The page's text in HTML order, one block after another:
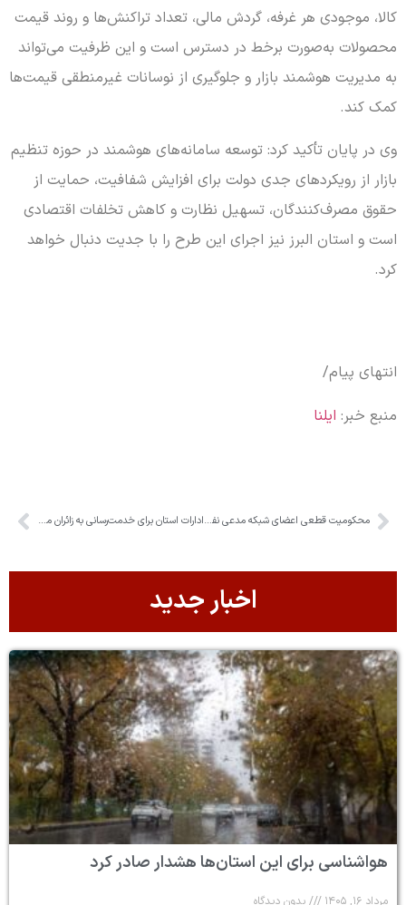
کالا، موجودی هر غرفه، گردش مالی، تعداد تراکنش‌ها و روند قیمت
محصولات به‌صورت برخط در دسترس است و این ظرفیت می‌تواند
به مدیریت هوشمند بازار و جلوگیری از نوسانات غیرمنطقی قیمت‌ها
کمک کند.
وی در پایان تأکید کرد: توسعه سامانه‌های هوشمند در حوزه تنظیم
بازار از رویکردهای جدی دولت برای افزایش شفافیت، حمایت از
حقوق مصرف‌کنندگان، تسهیل نظارت و کاهش تخلفات اقتصادی
است و استان البرز نیز اجرای این طرح را با جدیت دنبال خواهد
کرد.
انتهای پیام/
منبع خبر: ایلنا
محکومیت قطعی اعضای شبکه مدعی نفوذ در دستگاه‌های دولتی و حاکمیتی در البرز ادارات استان برای خدمت‌رسانی به زائران مراسم وداع و تشییع فعال خواهند بود/ شهرک‌های صنعتی تعطیل می‌شوند
اخبار جدید
هواشناسی برای این استان‌ها هشدار صادر کرد
مرداد ۱۶, ۱۴۰۵ بدون دیدگاه